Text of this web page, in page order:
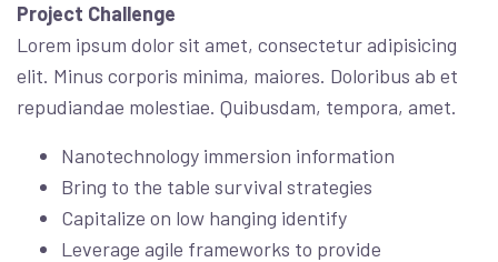
Project Challenge
Lorem ipsum dolor sit amet, consectetur adipisicing
elit. Minus corporis minima, maiores. Doloribus ab et
repudiandae molestiae. Quibusdam, tempora, amet.
Nanotechnology immersion information
Bring to the table survival strategies
Capitalize on low hanging identify
Leverage agile frameworks to provide